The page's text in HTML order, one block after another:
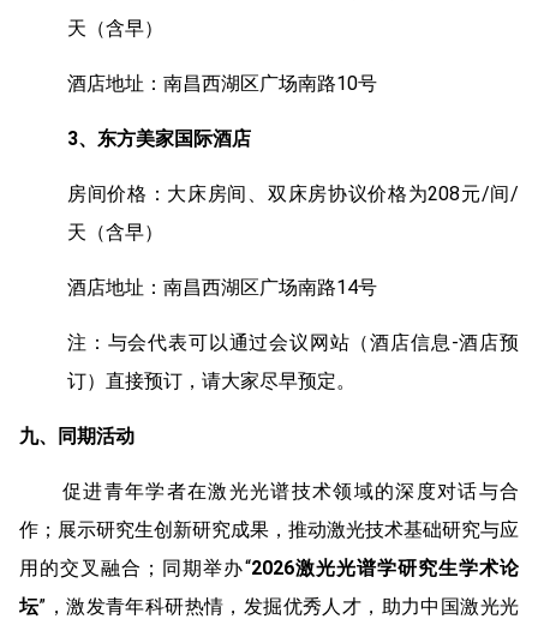
天（含早）
酒店地址：南昌西湖区广场南路10号
3、东方美家国际酒店
房间价格：大床房间、双床房协议价格为208元/间/
天（含早）
酒店地址：南昌西湖区广场南路14号
注：与会代表可以通过会议网站（酒店信息-酒店预
订）直接预订，请大家尽早预定。
九、同期活动
促进青年学者在激光光谱技术领域的深度对话与合
作；展示研究生创新研究成果，推动激光技术基础研究与应
用的交叉融合；同期举办“2026激光光谱学研究生学术论
坛”，激发青年科研热情，发掘优秀人才，助力中国激光光